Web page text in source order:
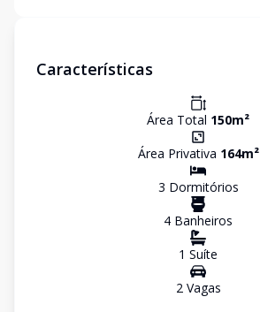
Características
Área Total 150m²
Área Privativa 164m²
3 Dormitórios
4 Banheiros
1 Suíte
2Vagas